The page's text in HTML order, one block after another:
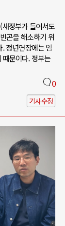
정부가 들어서도
곤을 해소하기 위
정년연장에는 임
문이다. 정부는
0
기사수정